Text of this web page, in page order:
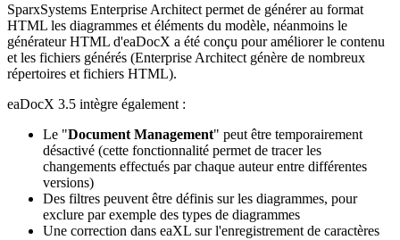
SparxSystems Enterprise Architect permet de générer au format
HTML les diagrammes et éléments du modèle, néanmoins le
générateur HTML d'eaDocX a été conçu pour améliorer le contenu
et les fichiers générés (Enterprise Architect génère de nombreux
répertoires et fichiers HTML).
eaDocX 3.5 intègre également :
Le "Document Management" peut être temporairement
désactivé (cette fonctionnalité permet de tracer les
changements effectués par chaque auteur entre différentes
versions)
Des filtres peuvent être définis sur les diagrammes, pour
exclure par exemple des types de diagrammes
Une correction dans eaXL sur l'enregistrement de caractères